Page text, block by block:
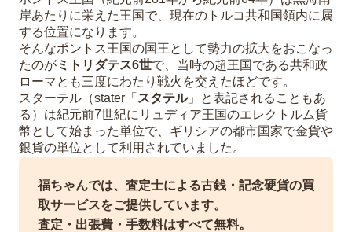
岸あたりに栄えた王国で、現在のトルコ共和国領内に属
する位置になります。
そんなポントス王国の国王として勢力の拡大をおこなっ
たのがミトリダテス6世で、当時の超王国である共和政
ローマとも三度にわたり戦火を交えたほどです。
スターテル（stater「 スタテル」と表記されることもあ
る）は紀元前7世紀にリュディア王国のエレクトルム貨
幣として始まった単位で、ギリシアの都市国家で金貨や
銀貨の単位として利用されていました。
福ちゃんでは、査定士による古銭・記念硬貨の買
取サービスをご提供しています。
査定・出張費・手数料はすべて無料。